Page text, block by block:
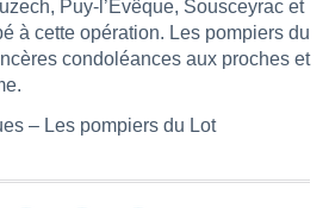
Puy-l’Evêque, Sousceyrac et
à cette opération. Les pompiers du
condoléances aux proches et
– Les pompiers du Lot